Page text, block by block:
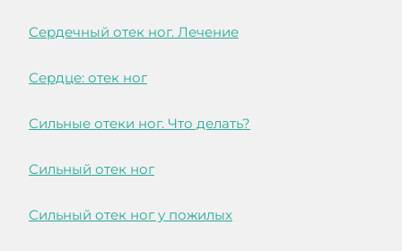
Сердечный отек ног. Лечение
Сердце: отек ног
Сильные отеки ног. Что делать?
Сильный отек ног
Сильный отек ног у пожилых